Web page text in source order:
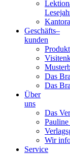
Geschäfts­–
kunden
Das
Das
Über
uns
Das
Wir
Service